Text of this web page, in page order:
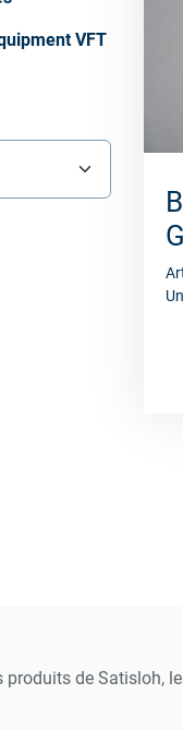
VFT
produits de Satisloh,